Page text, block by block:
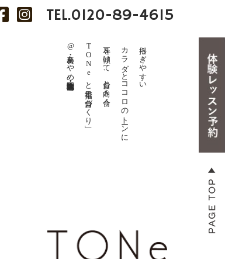
TEL.0120-89-4615
揺らぎやすい
カラダとココロのトーンに
耳を傾けて、自分と向き合う。
TONeと目指す「自分づくり」
@奈良・あやめ池・学園前・大宮・王寺・生駒